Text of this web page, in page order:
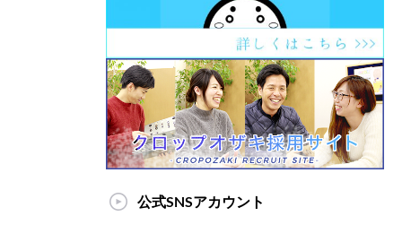
公式SNSアカウント